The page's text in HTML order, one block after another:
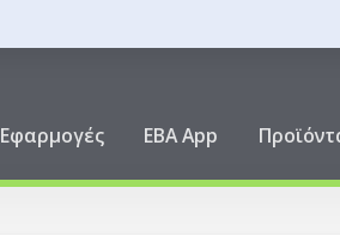
Εφαρμογές EBA App